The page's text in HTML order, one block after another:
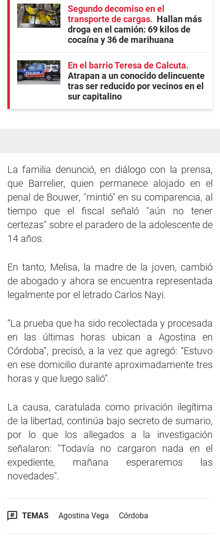
Segundo decomiso en el
transporte de cargas
Hallan más
droga en el camión: 69 kilos de
cocaína y 36 de marihuana
En el barrio Teresa de Calcuta
Atrapan a un conocido delincuente
tras ser reducido por vecinos en el
sur capitalino
La familia denunció, en diálogo con la prensa,
que Barrelier, quien permanece alojado en el
penal de Bouwer, "mintió" en su comparencia, al
tiempo que el fiscal señaló "aún no tener
certezas" sobre el paradero de la adolescente de
14 años.
En tanto, Melisa, la madre de la joven, cambió
de abogado y ahora se encuentra representada
legalmente por el letrado Carlos Nayi.
“La prueba que ha sido recolectada y procesada
en las últimas horas ubican a Agostina en
Córdoba”, precisó, a la vez que agregó: “Estuvo
en ese domicilio durante aproximadamente tres
horas y que luego salió”.
La causa, caratulada como privación ilegítima
de la libertad, continúa bajo secreto de sumario,
por lo que los allegados a la investigación
señalaron: "Todavía no cargaron nada en el
expediente, mañana esperaremos las
novedades".
TEMAS Agostina Vega Córdoba